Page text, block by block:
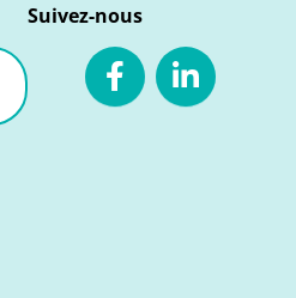
Suivez-nous